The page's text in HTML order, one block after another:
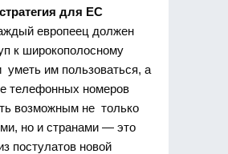
для ЕС
европеец должен
к широкополосному
уметь им пользоваться, а
телефонных номеров
возможным не только
но и странами — это
постулатов новой